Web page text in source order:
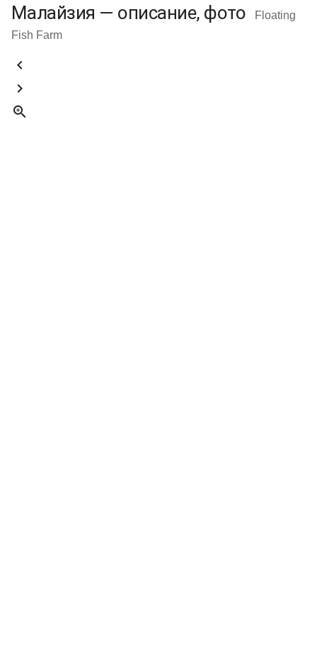
Малайзия — описание, фото
Floating
Fish Farm


